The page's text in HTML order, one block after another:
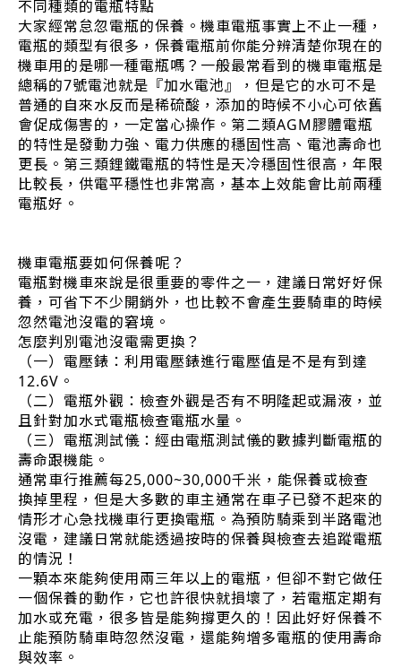
不同種類的電瓶特點
大家經常怠忽電瓶的保養。機車電瓶事實上不止一種，
電瓶的類型有很多，保養電瓶前你能分辨清楚你現在的
機車用的是哪一種電瓶嗎？一般最常看到的機車電瓶是
總稱的7號電池就是『加水電池』，但是它的水可不是
普通的自來水反而是稀硫酸，添加的時候不小心可依舊
會促成傷害的，一定當心操作。第二類AGM膠體電瓶
的特性是發動力強、電力供應的穩固性高、電池壽命也
更長。第三類鋰鐵電瓶的特性是天冷穩固性很高，年限
比較長，供電平穩性也非常高，基本上效能會比前兩種
電瓶好。
機車電瓶要如何保養呢？
電瓶對機車來說是很重要的零件之一，建議日常好好保
養，可省下不少開銷外，也比較不會產生要騎車的時候
忽然電池沒電的窘境。
怎麼判別電池沒電需更換？
（一）電壓錶：利用電壓錶進行電壓值是不是有到達
12.6V。
（二）電瓶外觀：檢查外觀是否有不明隆起或漏液，並
且針對加水式電瓶檢查電瓶水量。
（三）電瓶測試儀：經由電瓶測試儀的數據判斷電瓶的
壽命跟機能。
通常車行推薦每25,000~30,000千米，能保養或檢查
換掉里程，但是大多數的車主通常在車子已發不起來的
情形才心急找機車行更換電瓶。為預防騎乘到半路電池
沒電，建議日常就能透過按時的保養與檢查去追蹤電瓶
的情況！
一顆本來能夠使用兩三年以上的電瓶，但卻不對它做任
一個保養的動作，它也許很快就損壞了，若電瓶定期有
加水或充電，很多皆是能夠撐更久的！因此好好保養不
止能預防騎車時忽然沒電，還能夠增多電瓶的使用壽命
與效率。